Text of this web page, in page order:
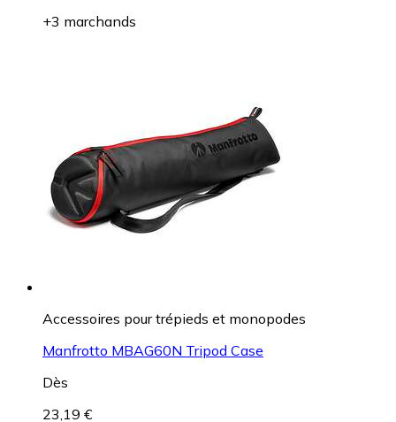
+3 marchands
Accessoires pour trépieds et monopodes
Manfrotto MBAG60N Tripod Case
Dès
23,19 €